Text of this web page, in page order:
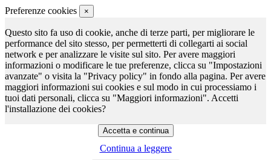
Preferenze cookies ×
Questo sito fa uso di cookie, anche di terze parti, per migliorare le
performance del sito stesso, per permetterti di collegarti ai social
network e per analizzare le visite sul sito. Per avere maggiori
informazioni o modificare le tue preferenze, clicca su "Impostazioni
avanzate" o visita la "Privacy policy" in fondo alla pagina. Per avere
maggiori informazioni sui cookies e sul modo in cui processiamo i
tuoi dati personali, clicca su "Maggiori informazioni". Accetti
l'installazione dei cookies?
Continua a leggere